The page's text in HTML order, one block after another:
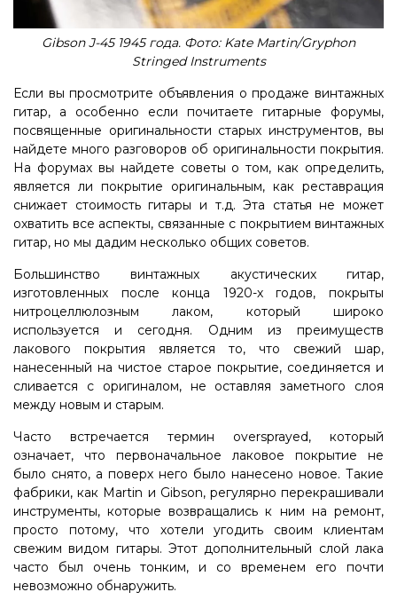
Gibson J-45 1945 года. Фото: Kate Martin/Gryphon
Stringed Instruments
Если вы просмотрите объявления о продаже винтажных
гитар, а особенно если почитаете гитарные форумы,
посвященные оригинальности старых инструментов, вы
найдете много разговоров об оригинальности покрытия.
На форумах вы найдете советы о том, как определить,
является ли покрытие оригинальным, как реставрация
снижает стоимость гитары и т.д. Эта статья не может
охватить все аспекты, связанные с покрытием винтажных
гитар, но мы дадим несколько общих советов.
Большинство винтажных акустических гитар,
изготовленных после конца 1920-х годов, покрыты
нитроцеллюлозным лаком, который широко
используется и сегодня. Одним из преимуществ
лакового покрытия является то, что свежий шар,
нанесенный на чистое старое покрытие, соединяется и
сливается с оригиналом, не оставляя заметного слоя
между новым и старым.
Часто встречается термин oversprayed, который
означает, что первоначальное лаковое покрытие не
было снято, а поверх него было нанесено новое. Такие
фабрики, как Martin и Gibson, регулярно перекрашивали
инструменты, которые возвращались к ним на ремонт,
просто потому, что хотели угодить своим клиентам
свежим видом гитары. Этот дополнительный слой лака
часто был очень тонким, и со временем его почти
невозможно обнаружить.